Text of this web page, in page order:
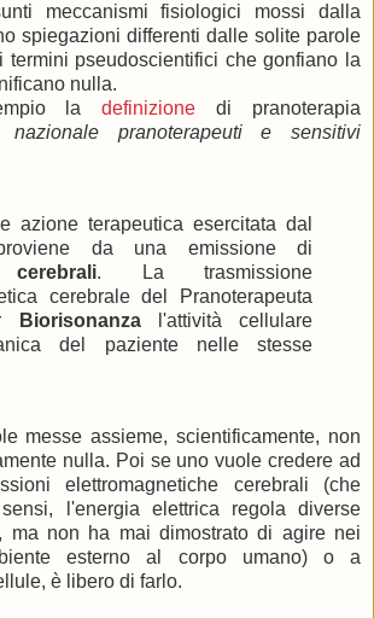
meccanismi fisiologici mossi dalla
spiegazioni differenti dalle solite parole
termini pseudoscientifici che gonfiano la
nulla.
ladefinizione di pranoterapia
nazionale pranoterapeuti e sensitivi
azione terapeutica esercitata dal
da una emissione di
. La trasmissione
cerebrale del Pranoterapeuta
Biorisonanzal'attività cellulare
del paziente nelle stesse
messe assieme, scientificamente, non
nulla. Poi se uno vuole credere ad
elettromagnetiche cerebrali (che
l'energia elettrica regola diverse
ma non ha mai dimostrato di agire nei
esterno al corpo umano) o a
è libero di farlo.